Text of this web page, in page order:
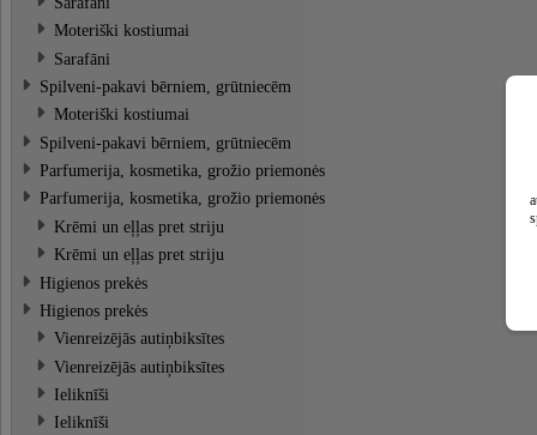
Moteriški kostiumai
Sarafāni
Spilveni-pakavi bērniem, grūtniecēm
Moteriški kostiumai
Spilveni-pakavi bērniem, grūtniecēm
Parfumerija, kosmetika, grožio priemonės
Parfumerija, kosmetika, grožio priemonės
Krēmi un eļļas pret striju
Krēmi un eļļas pret striju
Higienos prekės
Higienos prekės
Vienreizējās autiņbiksītes
Vienreizējās autiņbiksītes
Ieliknīši
Ieliknīši